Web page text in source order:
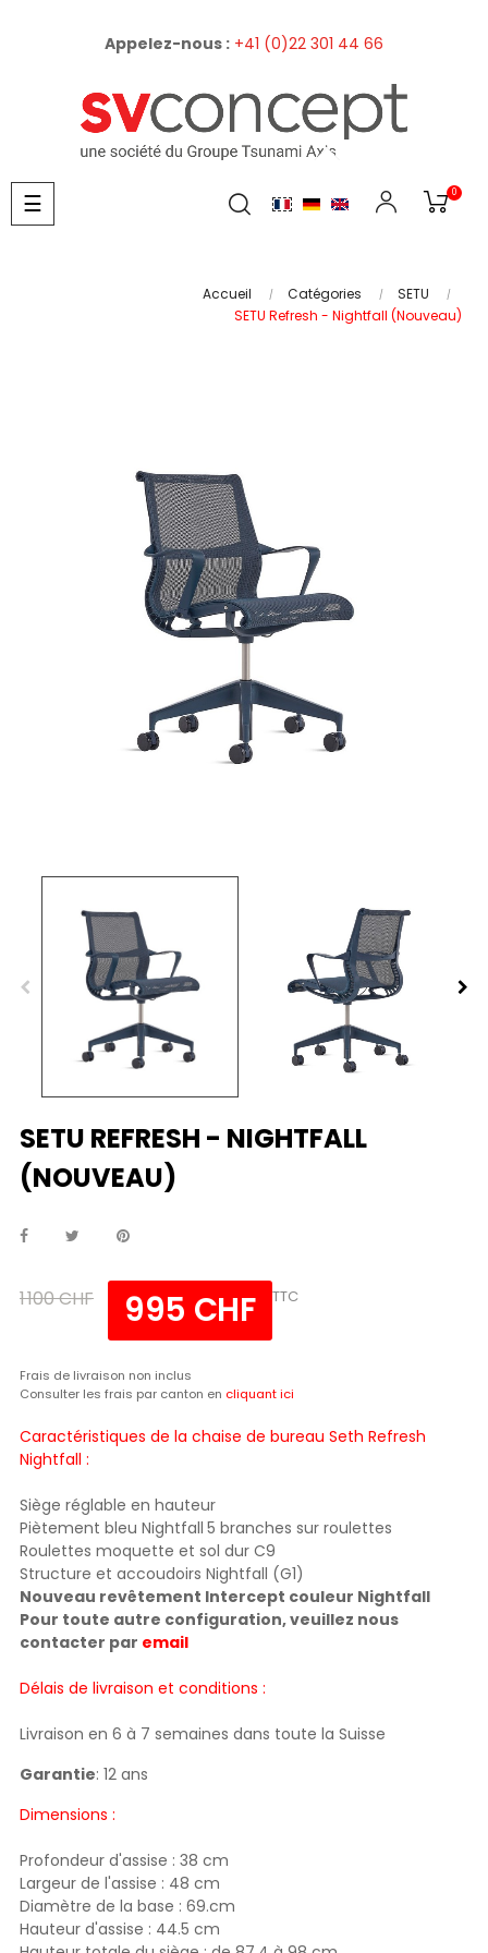
Appelez-nous : +41 (0)22 301 44 66
0
Basculer
la
☰
Accueil Catégories
SETU
SETU Refresh - Nightfall (Nouveau)
SETU REFRESH - NIGHTFALL
(NOUVEAU)
1 100 CHF 995 CHF TTC
Frais de livraison non inclus
Consulter les frais par canton en cliquant ici
Caractéristiques de la chaise de bureau Seth Refresh
Nightfall :
Siège réglable en hauteur
Piètement bleu Nightfall 5 branches sur roulettes
Roulettes moquette et sol dur C9
Structure et accoudoirs Nightfall (G1)
Nouveau revêtement Intercept couleur Nightfall
Pour toute autre configuration, veuillez nous
contacter par email
Délais de livraison et conditions :
Livraison en 6 à 7 semaines dans toute la Suisse
Garantie: 12 ans
Dimensions :
Profondeur d'assise : 38 cm
Largeur de l'assise : 48 cm
Diamètre de la base : 69.cm
Hauteur d'assise : 44.5 cm